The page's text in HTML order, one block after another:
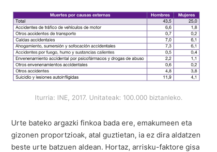
Iturria: INE, 2017. Unitateak: 100.000 biztanleko.
Urte bateko argazki finkoa bada ere, emakumeen eta
gizonen proportzioak, atal guztietan, ia ez dira aldatzen
beste urte batzuen aldean. Hortaz, arrisku-faktore gisa